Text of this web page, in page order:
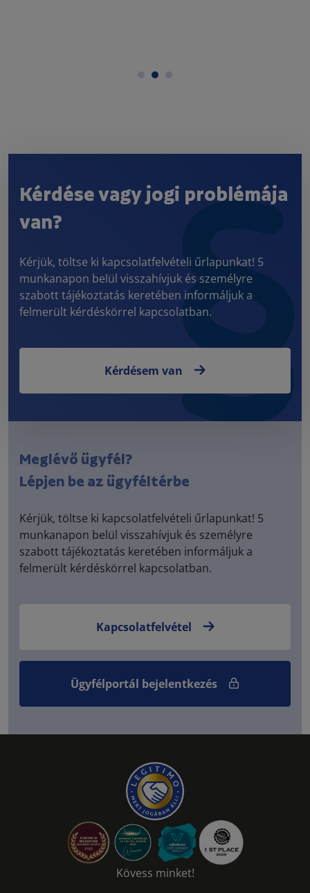
Kérdése vagy jogi problémája
van?
Kérjük, töltse ki kapcsolatfelvételi űrlapunkat! 5
munkanapon belül visszahívjuk és személyre
szabott tájékoztatás keretében informáljuk a
felmerült kérdéskörrel kapcsolatban.
Kérdésem van
Meglévő ügyfél?
Lépjen be az ügyféltérbe
Kérjük, töltse ki kapcsolatfelvételi űrlapunkat! 5
munkanapon belül visszahívjuk és személyre
szabott tájékoztatás keretében informáljuk a
felmerült kérdéskörrel kapcsolatban.
Kapcsolatfelvétel
Ügyfélportál bejelentkezés
Kövess minket!